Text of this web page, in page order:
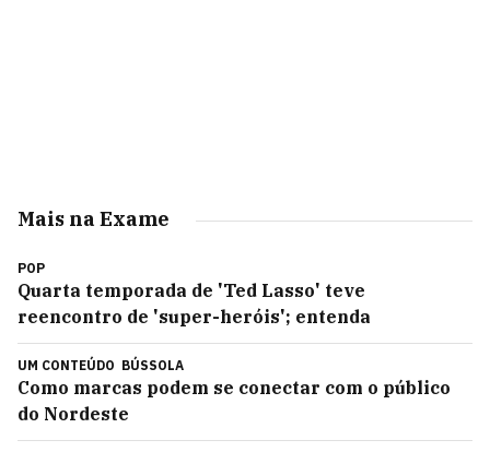
Mais na Exame
POP
Quarta temporada de 'Ted Lasso' teve
reencontro de 'super-heróis'; entenda
UM CONTEÚDO BÚSSOLA
Como marcas podem se conectar com o público
do Nordeste